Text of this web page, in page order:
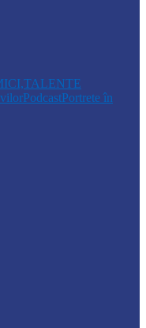
PodcastPortrete în